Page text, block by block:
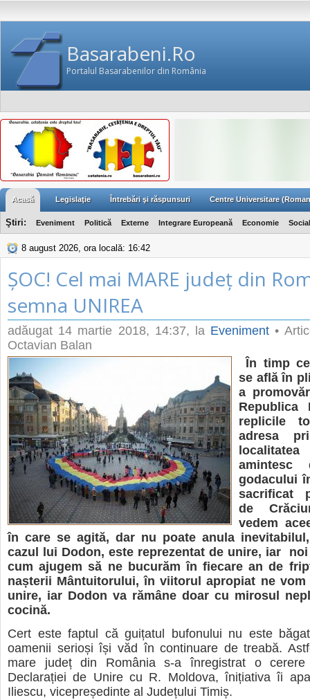
Basarabeni.Ro
Portalul Basarabenilor din România
Acasă Legislaţie Întrebări şi răspunsuri Centre Universitare
Ştiri: Eveniment Politică Externe Integrare Europeană Economie Social
8 august 2026, ora locală: 16:42
ȘOC! Cel mai MARE județ din
semna UNIREA
adăugat 14 martie 2018, 14:37, la Eveniment •
Octavian Balan
În timp
se află în
a
Republica
replicile
adresa
amintesc
godacului
sacrificat
de
vedem
în care se agită, dar nu poate anula
cazul lui Dodon, este reprezentat de unire, iar
cum ajugem să ne bucurăm în fiecare an de
nașterii Mântuitorului, în viitorul apropiat ne
unire, iar Dodon va rămâne doar cu mirosul
cocină.
Cert este faptul că guițatul bufonului nu este
oamenii serioși își văd în continuare de treabă.
mare județ din România s-a înregistrat o
Declarației de Unire cu R. Moldova, înițiativa îi
Iliescu, vicepreședinte al Județului Timiș.